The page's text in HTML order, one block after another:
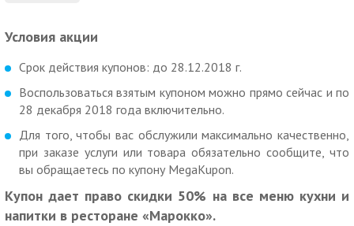
Условия акции
Срок действия купонов: до 28.12.2018 г.
Воспользоваться взятым купоном можно прямо сейчас и по
28 декабря 2018 года включительно.
Для того, чтобы вас обслужили максимально качественно,
при заказе услуги или товара обязательно сообщите, что
вы обращаетесь по купону MegaKupon.
Купон дает право скидки 50% на все меню кухни и
напитки в ресторане «Марокко».